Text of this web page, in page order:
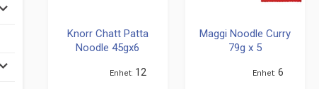
Knorr Chatt Patta
Noodle 45gx6
Enhet 12
Maggi Noodle Curry
79g x 5
Enhet 6